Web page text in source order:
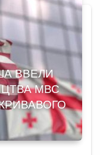
ВВЕЛИ
МВС